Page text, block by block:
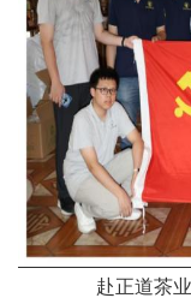
赴正道茶